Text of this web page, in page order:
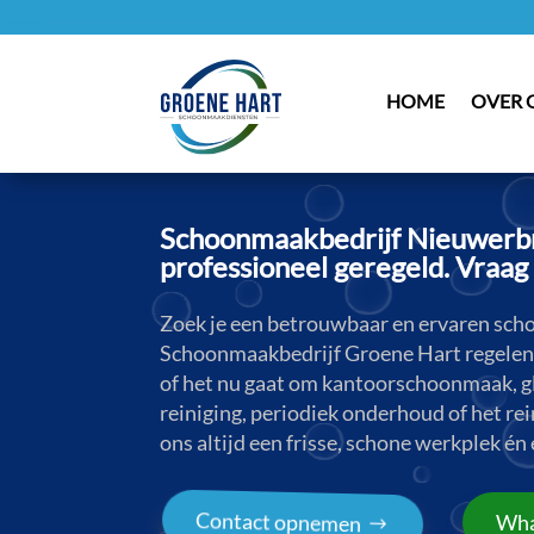
HOME OVER
Schoonmaakbedrijf
professioneel geregeld.
Zoek je een betrouwbaar en ervaren
Schoonmaakbedrijf Groene Hart
of het nu gaat om kantoorschoonmaak,
reiniging, periodiek onderhoud of het
ons altijd een frisse, schone werkplek én
Contact opnemen